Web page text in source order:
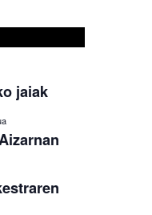
jaiak